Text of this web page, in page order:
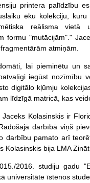
printera palīdzību
ēku kolekciju,
reālisma vietā
formu "mutācijām"."
atmiņām.
lai pieminētu un
iegūst nozīmību
digitālo kļūmju
līdzīgā matricā, kas
Jaceks Kolasinskis ir
darbībā viņš
darbību pamato arī
Kolasinskis bija LMA
2016. studiju gadu
universitāte īstenos